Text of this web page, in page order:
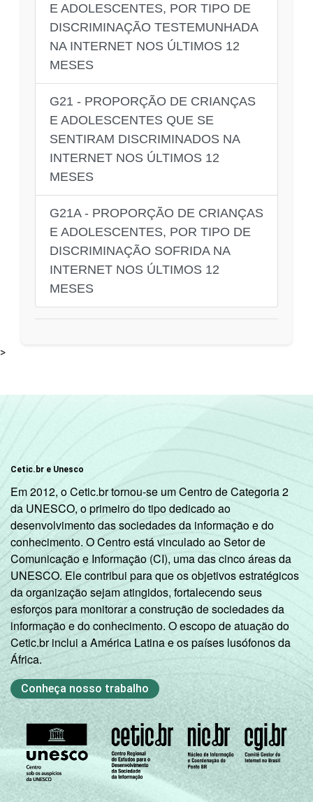
E ADOLESCENTES, POR TIPO DE
DISCRIMINAÇÃO TESTEMUNHADA
NA INTERNET NOS ÚLTIMOS 12
MESES
G21 - PROPORÇÃO DE CRIANÇAS
E ADOLESCENTES QUE SE
SENTIRAM DISCRIMINADOS NA
INTERNET NOS ÚLTIMOS 12
MESES
G21A - PROPORÇÃO DE CRIANÇAS
E ADOLESCENTES, POR TIPO DE
DISCRIMINAÇÃO SOFRIDA NA
INTERNET NOS ÚLTIMOS 12
MESES
>
Cetic.br e Unesco
Em 2012, o Cetic.br tornou-se um Centro de Categoria 2
da UNESCO, o primeiro do tipo dedicado ao
desenvolvimento das sociedades da informação e do
conhecimento. O Centro está vinculado ao Setor de
Comunicação e Informação (CI), uma das cinco áreas da
UNESCO. Ele contribui para que os objetivos estratégicos
da organização sejam atingidos, fortalecendo seus
esforços para monitorar a construção de sociedades da
informação e do conhecimento. O escopo de atuação do
Cetic.br inclui a América Latina e os países lusófonos da
África.
Conheça nosso trabalho